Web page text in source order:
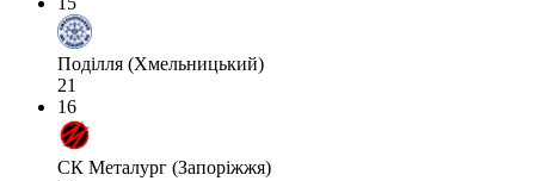
Поділля (Хмельницький)
21
16
СК Металург (Запоріжжя)